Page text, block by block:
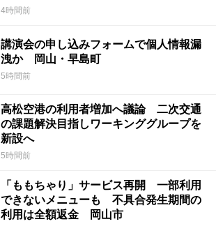
4時間前
講演会の申し込みフォームで個人情報漏
洩か 岡山・早島町
5時間前
高松空港の利用者増加へ議論 二次交通
の課題解決目指しワーキンググループを
新設へ
5時間前
「ももちゃり」サービス再開 一部利用
できないメニューも 不具合発生期間の
利用は全額返金 岡山市